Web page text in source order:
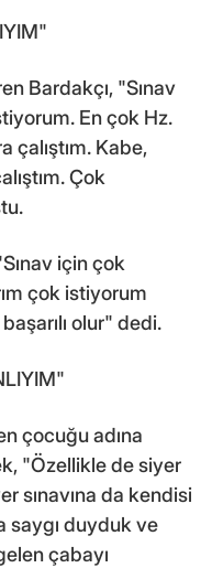
Bardakçı, "Sınav
En çok Hz.
çalıştım. Kabe,
Çok
için çok
çok istiyorum
olur" dedi.
çocuğu adına
"Özellikle de siyer
sınavına da kendisi
saygı duyduk ve
çabayı